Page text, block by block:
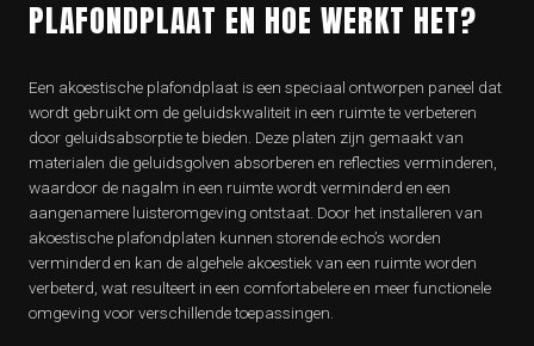
PLAFONDPLAAT EN HOE WERKT HET?
Een akoestische plafondplaat is een speciaal ontworpen paneel dat
wordt gebruikt om de geluidskwaliteit in een ruimte te verbeteren
door geluidsabsorptie te bieden. Deze platen zijn gemaakt van
materialen die geluidsgolven absorberen en reflecties verminderen,
waardoor de nagalm in een ruimte wordt verminderd en een
aangenamere luisteromgeving ontstaat. Door het installeren van
akoestische plafondplaten kunnen storende echo’s worden
verminderd en kan de algehele akoestiek van een ruimte worden
verbeterd, wat resulteert in een comfortabelere en meer functionele
omgeving voor verschillende toepassingen.